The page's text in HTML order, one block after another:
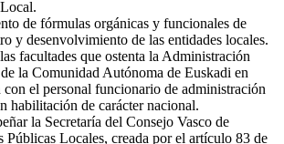
de fórmulas orgánicas y funcionales de
y desenvolvimiento de las entidades locales.
facultades que ostenta la Administración
la Comunidad Autónoma de Euskadi en
con el personal funcionario de administración
habilitación de carácter nacional.
la Secretaría del Consejo Vasco de
Públicas Locales, creada por el artículo 83 de